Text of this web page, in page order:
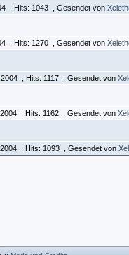
, Hits: 1043 , Gesendet von
, Hits: 1270 , Gesendet von
, Hits: 1117 , Gesendet von
, Hits: 1162 , Gesendet von
, Hits: 1093 , Gesendet von